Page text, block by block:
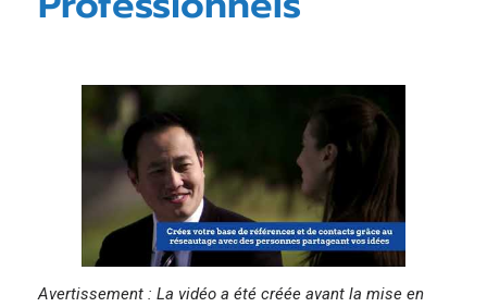
Candidats à la mobilité de la main-d’œuvre (de
Relations gouvernementales
Exigences annuelles du DPCO pour les membres
Avertissement : La vidéo a été créée avant la mise en